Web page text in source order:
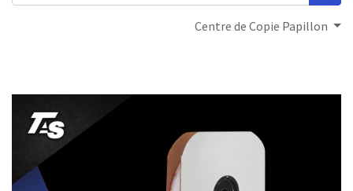
Centre de Copie Papillon